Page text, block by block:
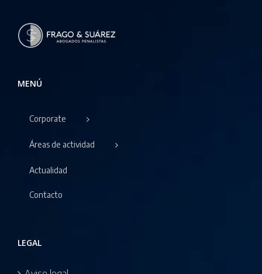
MENÚ
Corporate
Áreas de actividad
Actualidad
Contacto
LEGAL